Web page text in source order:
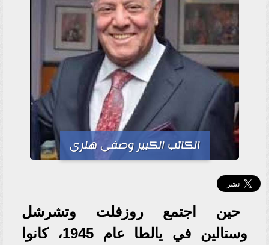
الكاتب الكبير وصفى هنرى
حين اجتمع روزفلت وتشرشل
وستالين في يالطا عام 1945، كانوا